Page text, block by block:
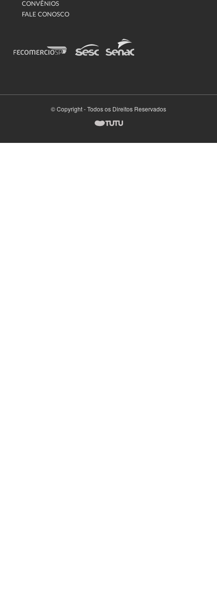
CONVÊNIOS
FALE CONOSCO
© Copyright - Todos os Direitos Reservados